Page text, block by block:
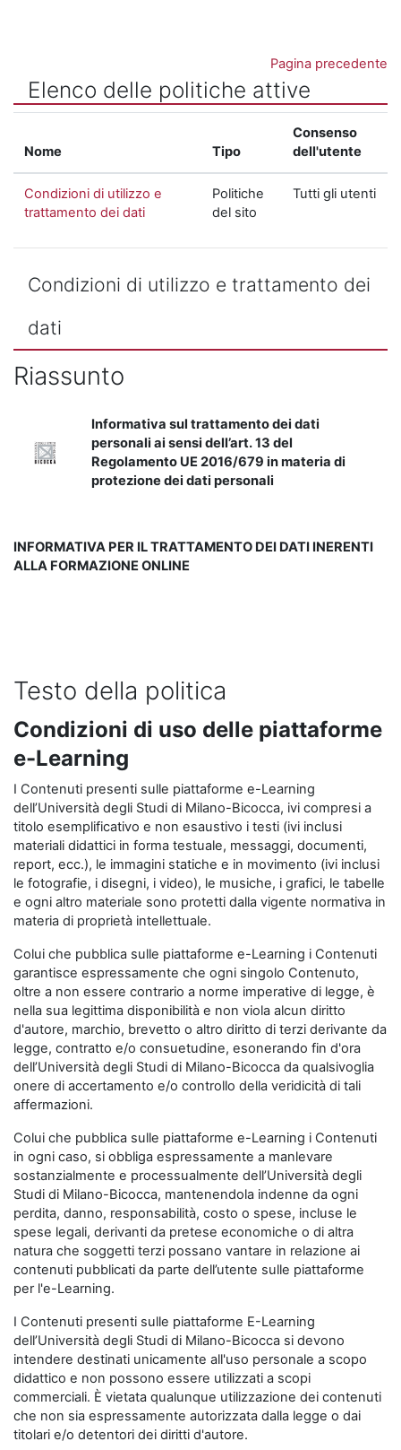
Pagina precedente
Elenco delle politiche attive
Nome Tipo
Consenso
dell'utente
Condizioni di utilizzo e
trattamento dei dati
Politiche
del sito
Tutti gli utenti
Condizioni di utilizzo e trattamento dei
dati
Riassunto
Informativa sul trattamento dei dati
personali ai sensi dell’art. 13 del
Regolamento UE 2016/679 in materia di
protezione dei dati personali
INFORMATIVA PER IL TRATTAMENTO DEI DATI INERENTI
ALLA FORMAZIONE ONLINE
Testo della politica
Condizioni di uso delle piattaforme
e-Learning
I Contenuti presenti sulle piattaforme e-Learning
dell’Università degli Studi di Milano-Bicocca, ivi compresi a
titolo esemplificativo e non esaustivo i testi (ivi inclusi
materiali didattici in forma testuale, messaggi, documenti,
report, ecc.), le immagini statiche e in movimento (ivi inclusi
le fotografie, i disegni, i video), le musiche, i grafici, le tabelle
e ogni altro materiale sono protetti dalla vigente normativa in
materia di proprietà intellettuale.
Colui che pubblica sulle piattaforme e-Learning i Contenuti
garantisce espressamente che ogni singolo Contenuto,
oltre a non essere contrario a norme imperative di legge, è
nella sua legittima disponibilità e non viola alcun diritto
d'autore, marchio, brevetto o altro diritto di terzi derivante da
legge, contratto e/o consuetudine, esonerando fin d'ora
dell’Università degli Studi di Milano-Bicocca da qualsivoglia
onere di accertamento e/o controllo della veridicità di tali
affermazioni.
Colui che pubblica sulle piattaforme e-Learning i Contenuti
in ogni caso, si obbliga espressamente a manlevare
sostanzialmente e processualmente dell’Università degli
Studi di Milano-Bicocca, mantenendola indenne da ogni
perdita, danno, responsabilità, costo o spese, incluse le
spese legali, derivanti da pretese economiche o di altra
natura che soggetti terzi possano vantare in relazione ai
contenuti pubblicati da parte dell’utente sulle piattaforme
per l'e-Learning.
I Contenuti presenti sulle piattaforme E-Learning
dell’Università degli Studi di Milano-Bicocca si devono
intendere destinati unicamente all'uso personale a scopo
didattico e non possono essere utilizzati a scopi
commerciali. È vietata qualunque utilizzazione dei contenuti
che non sia espressamente autorizzata dalla legge o dai
titolari e/o detentori dei diritti d'autore.